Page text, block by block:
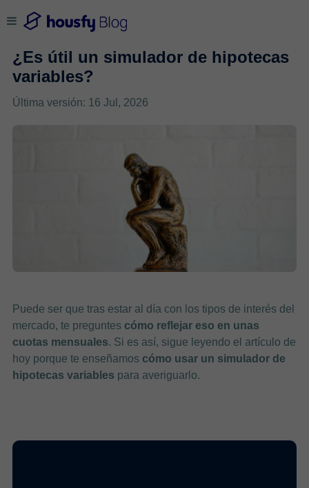
¿Es útil un simulador de hipotecas
variables?
Última versión: 16 Jul, 2026
Puede ser que tras estar al día con los tipos de interés del
mercado, te preguntes cómo reflejar eso en unas
cuotas mensuales. Si es así, sigue leyendo el artículo de
hoy porque te enseñamoscómo usar un simulador de
hipotecas variables para averiguarlo.